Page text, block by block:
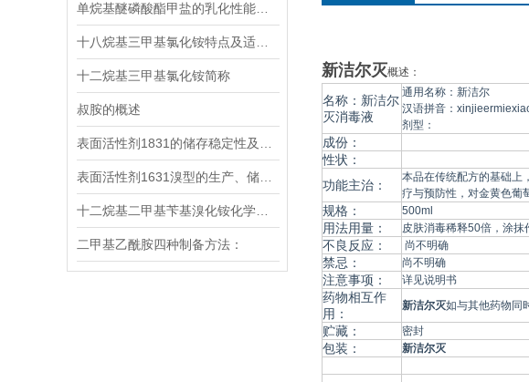
十二烷基三甲基氯化铵简称
叔胺的概述
二甲基乙酰胺四种制备方法：
新洁尔灭概述：
名称：新洁尔
灭消毒液
通用名称：新洁尔
汉语拼音：
剂型：
成份：
性状：
功能主治：
本品在传统配方的基础上
疗与预防性，对金黄色葡
规格： 500ml
用法用量： 皮肤消毒稀释50倍，涂抹
不良反应： 尚不明确
禁忌： 尚不明确
注意事项： 详见说明书
药物相互作
用：
新洁尔灭如与其他药物同
贮藏： 密封
包装： 新洁尔灭